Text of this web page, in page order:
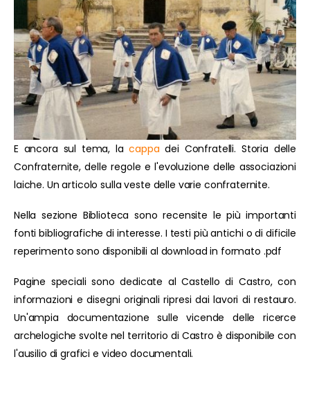
E ancora sul tema, lacappa dei Confratelli. Storia delle
Confraternite, delle regole e l'evoluzione delle associazioni
laiche. Un articolo sulla veste delle varie confraternite.
Nella sezione Biblioteca sono recensite le più importanti
fonti bibliografiche di interesse. I testi più antichi o di dificile
reperimento sono disponibili al download in formato .pdf
Pagine speciali sono dedicate al Castello di Castro, con
informazioni e disegni originali ripresi dai lavori di restauro.
Un'ampia documentazione sulle vicende delle ricerce
archelogiche svolte nel territorio di Castro è disponibile con
l'ausilio di grafici e video documentali.